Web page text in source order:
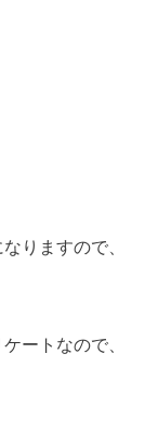
りますので、
ートなので、